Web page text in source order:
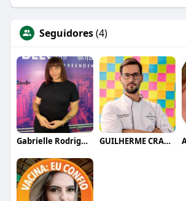
Seguidores(4)
Gabrielle Rodrigues GUILHERME CRAMER BALLE